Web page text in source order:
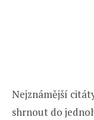
Nejznámější
shrnout do